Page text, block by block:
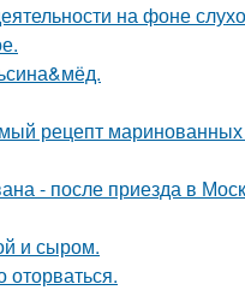
на фоне
рецепт маринованных
- после приезда в
и сыром.